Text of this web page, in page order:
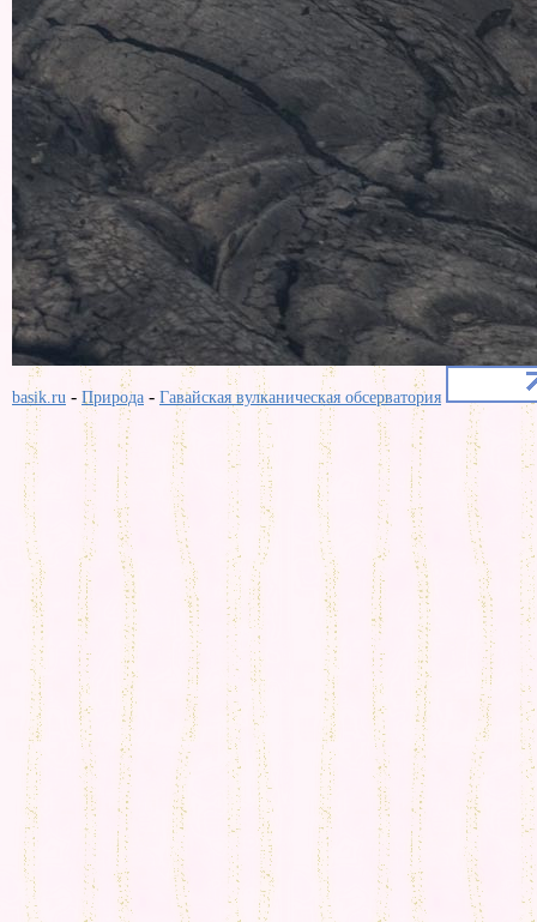
basik.ru - Природа - Гавайская вулканическая обсерватория